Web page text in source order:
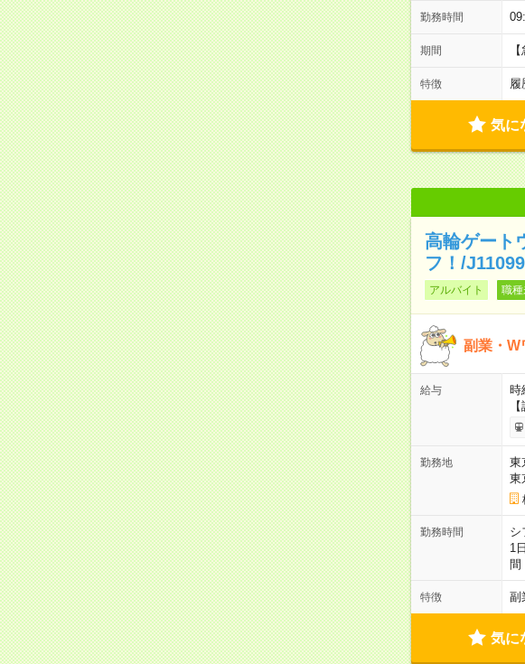
勤務時間
期間
特徴 履
気に
高輪ゲート
フ！/
アルバイト 職種
副業・W
給与
時
勤務地
東
東
勤務時間
シ
1
間
特徴 副
気に